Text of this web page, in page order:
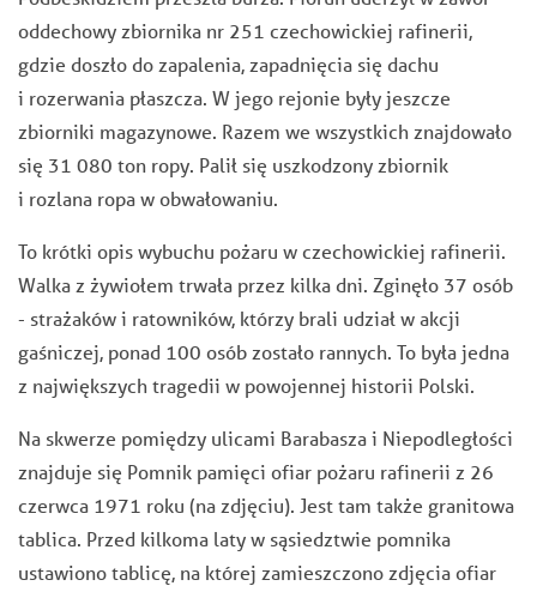
oddechowy zbiornika nr 251 czechowickiej rafinerii,
gdzie doszło do zapalenia, zapadnięcia się dachu
i rozerwania płaszcza. W jego rejonie były jeszcze
zbiorniki magazynowe. Razem we wszystkich znajdowało
się 31 080 ton ropy. Palił się uszkodzony zbiornik
i rozlana ropa w obwałowaniu.
To krótki opis wybuchu pożaru w czechowickiej rafinerii.
Walka z żywiołem trwała przez kilka dni. Zginęło 37 osób
- strażaków i ratowników, którzy brali udział w akcji
gaśniczej, ponad 100 osób zostało rannych. To była jedna
z największych tragedii w powojennej historii Polski.
Na skwerze pomiędzy ulicami Barabasza i Niepodległości
znajduje się Pomnik pamięci ofiar pożaru rafinerii z 26
czerwca 1971 roku (na zdjęciu). Jest tam także granitowa
tablica. Przed kilkoma laty w sąsiedztwie pomnika
ustawiono tablicę, na której zamieszczono zdjęcia ofiar